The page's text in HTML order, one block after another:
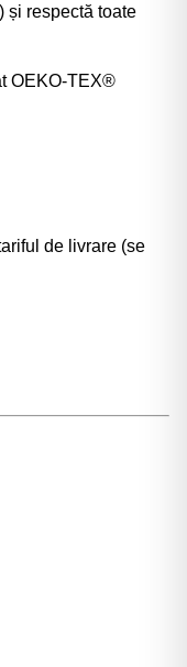
și respectă toate
OEKO-TEX®
de livrare (se